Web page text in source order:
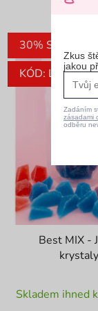
30% SLEVA
KÓD: LETO30
Best MIX -
krystaly
Skladem ihned
Zkus
jakou
Zadáním
zásadami
odběru